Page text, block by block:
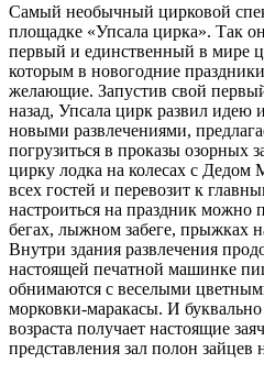
Самый необычный цирковой
площадке «Упсала цирка». Так
первый и единственный в мире
которым в новогодние
желающие. Запустив свой
назад, Упсала цирк развил идею
новыми развлечениями,
погрузиться в проказы озорных
цирку лодка на колесах с Дедом
всех гостей и перевозит к
настроиться на праздник можно
бегах, лыжном забеге, прыжках
Внутри здания развлечения
настоящей печатной машинке
обнимаются с веселыми
морковки-маракасы. И
возраста получает настоящие
представления зал полон зайцев